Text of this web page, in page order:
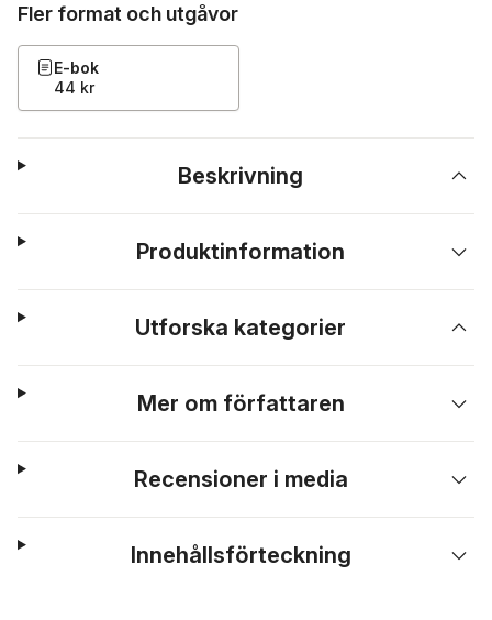
Fler format och utgåvor
E-bok
44 kr
Beskrivning
Produktinformation
Utforska kategorier
Mer om författaren
Recensioner i media
Innehållsförteckning